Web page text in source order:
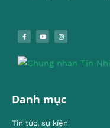
Danh mục
Tin tức, sự kiện